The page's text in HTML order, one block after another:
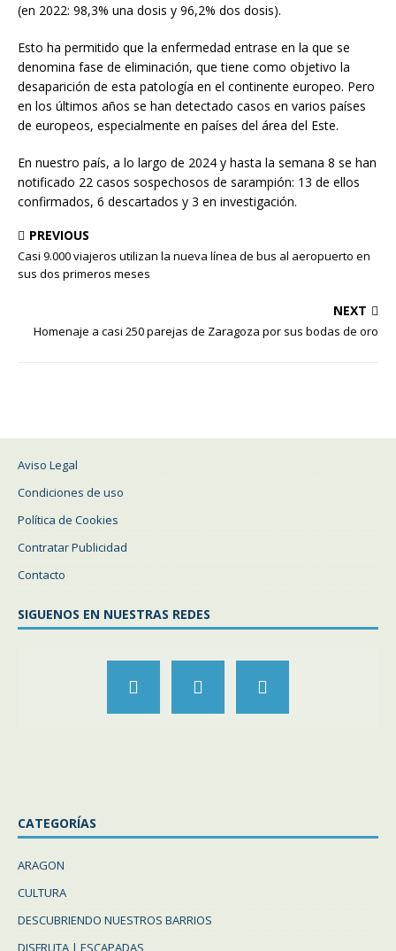
(en 2022: 98,3% una dosis y 96,2% dos dosis).
Esto ha permitido que la enfermedad entrase en la que se
denomina fase de eliminación, que tiene como objetivo la
desaparición de esta patología en el continente europeo. Pero
en los últimos años se han detectado casos en varios países
de europeos, especialmente en países del área del Este.
En nuestro país, a lo largo de 2024 y hasta la semana 8 se han
notificado 22 casos sospechosos de sarampión: 13 de ellos
confirmados, 6 descartados y 3 en investigación.
PREVIOUS
Casi 9.000 viajeros utilizan la nueva línea de bus al aeropuerto en
sus dos primeros meses
NEXT
Homenaje a casi 250 parejas de Zaragoza por sus bodas de oro
Aviso Legal
Condiciones de uso
Política de Cookies
Contratar Publicidad
Contacto
SIGUENOS EN NUESTRAS REDES
CATEGORÍAS
ARAGON
CULTURA
DESCUBRIENDO NUESTROS BARRIOS
DISFRUTA | ESCAPADAS